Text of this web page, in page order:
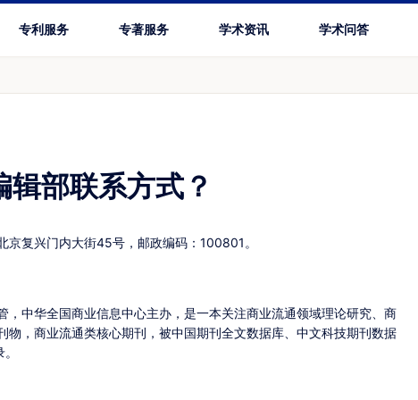
专利服务 专著服务 学术资讯 学术问答
部联系方式？
京复兴门内大街45号，邮政编码：100801。
，中华全国商业信息中心主办，是一本关注商业流通领域理论研究、商
物，商业流通类核心期刊，被中国期刊全文数据库、中文科技期刊数据